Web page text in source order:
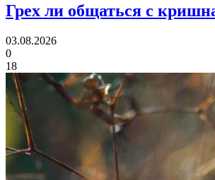
Грех ли общаться с
03.08.2026
0
18